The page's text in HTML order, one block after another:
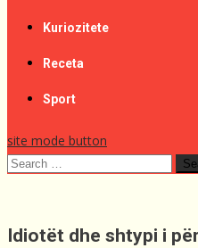
Kuriozitete
Receta
Sport
site mode button
Search
Idiotët dhe shtypi i